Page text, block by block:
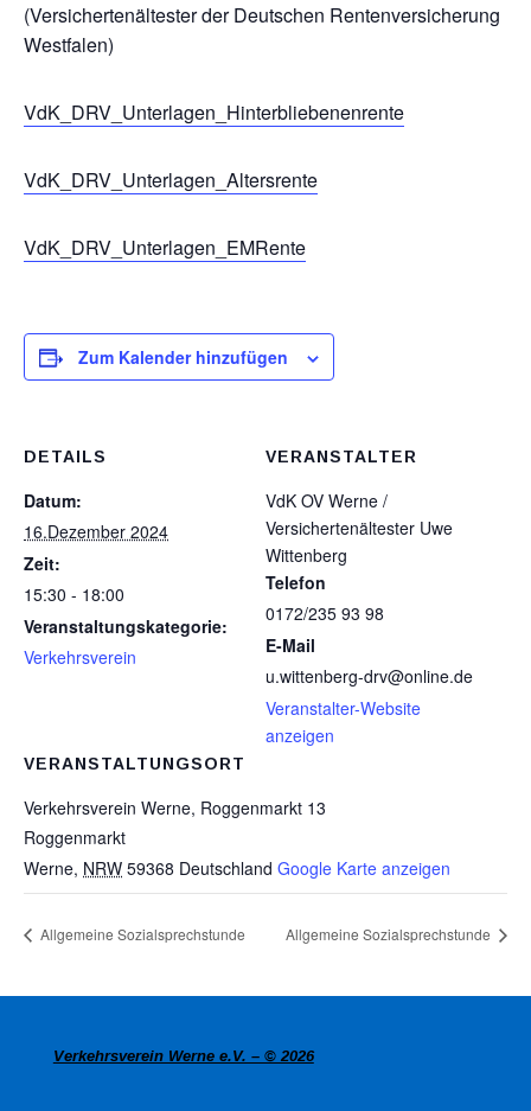
(Versichertenältester der Deutschen Rentenversicherung
Westfalen)
VdK_DRV_Unterlagen_Hinterbliebenenrente
VdK_DRV_Unterlagen_Altersrente
VdK_DRV_Unterlagen_EMRente
Zum Kalender hinzufügen
DETAILS
Datum:
16.Dezember 2024
Zeit:
15:30 - 18:00
Veranstaltungskategorie:
Verkehrsverein
VERANSTALTUNGSORT
Verkehrsverein Werne, Roggenmarkt 13
Roggenmarkt
Werne, NRW 59368 Deutschland Google Karte anzeigen
VERANSTALTER
VdK OV Werne /
Versichertenältester Uwe
Wittenberg
Telefon
0172/235 93 98
E-Mail
u.wittenberg-drv@online.de
Veranstalter-Website
anzeigen
Allgemeine Sozialsprechstunde Allgemeine Sozialsprechstunde
Verkehrsverein Werne e.V. – © 2026